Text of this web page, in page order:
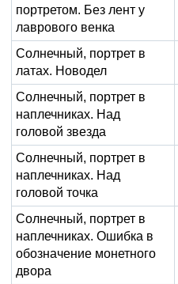
портретом. Без лент у
лаврового венка
Солнечный, портрет в
латах. Новодел
Солнечный, портрет в
наплечниках. Над
головой звезда
Солнечный, портрет в
наплечниках. Над
головой точка
Солнечный, портрет в
наплечниках. Ошибка в
обозначение монетного
двора